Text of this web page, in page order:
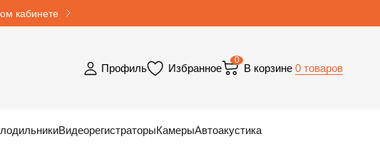
кабинете
Профиль Избранное
0
В корзине 0 товаров
ВидеорегистраторыКамерыАвтоакустика